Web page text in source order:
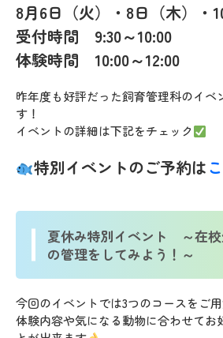
8月6日（火）・8日（木）・
受付時間 9:30～10:00
体験時間 10:00～12:00
昨年度も好評だった飼育管理科のイベ
す！
イベントの詳細は下記をチェック
特別イベントのご予約は
夏休み特別イベント ～在
の管理をしてみよう！～
今回のイベントでは3つのコースをご用
体験内容や気になる動物に合わせてお